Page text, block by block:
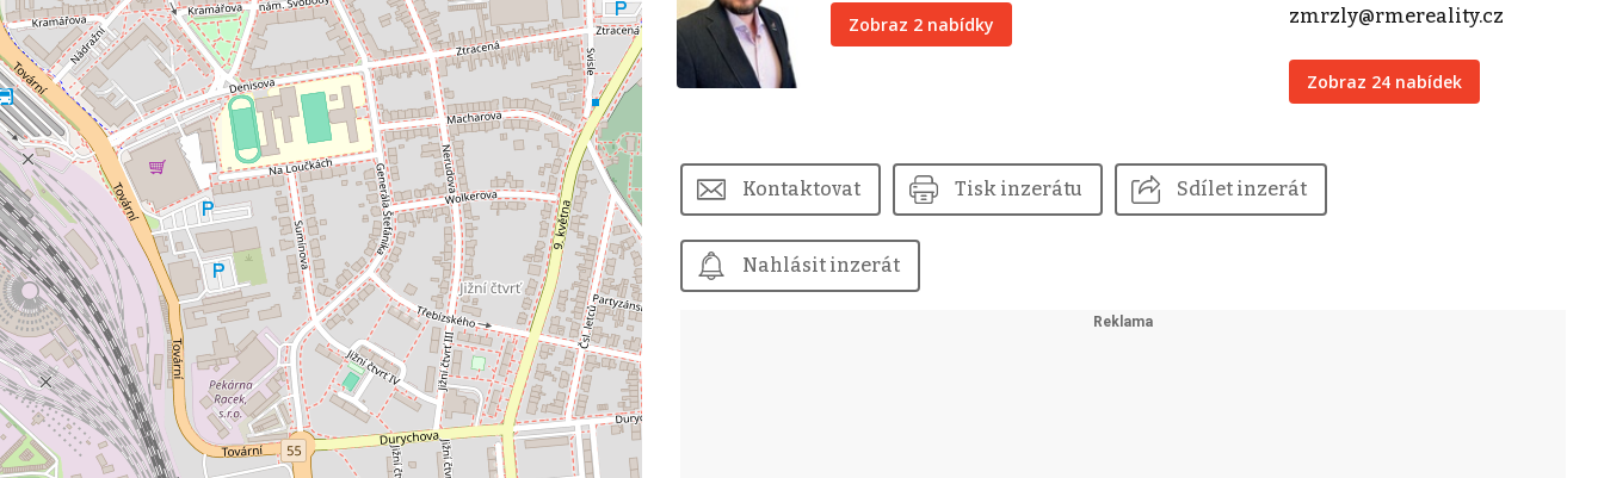
Zobraz 2 nabídky
zmrzly@rmereality.cz
Zobraz 24 nabídek
Kontaktovat Tisk inzerátu Sdílet inzerát
Nahlásit inzerát